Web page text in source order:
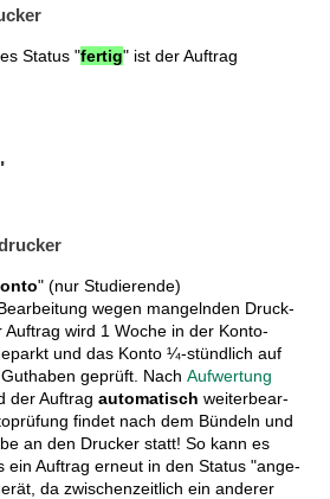
Status "fertig" ist der Auftrag
" (nur Studierende)
wegen man­geln­den Druck­
Auf­trag wird 1 Woche in der Konto-
und das Konto ¼-stünd­lich auf
geprüft. Nach Auf­wer­tung
der Auf­trag auto­matisch weiter­be­ar­
findet nach dem Bün­deln und
an den Drucker statt! So kann es
ein Auf­trag erneut in den Status "ange­
da zwischen­zeit­lich ein anderer